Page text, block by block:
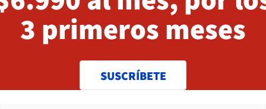
3 primeros meses
SUSCRÍBETE